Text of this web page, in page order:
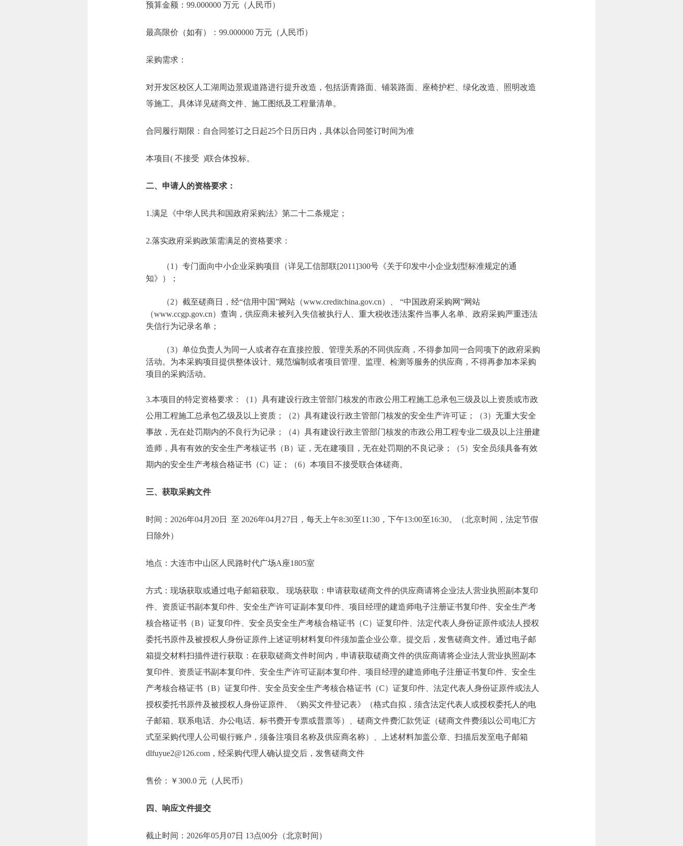
预算金额：99.000000 万元（人民币）
最高限价（如有）：99.000000 万元（人民币）
采购需求：
对开发区校区人工湖周边景观道路进行提升改造，包括沥青路面、铺装路面、座椅护栏、绿化改造、照明改造
等施工。具体详见磋商文件、施工图纸及工程量清单。
合同履行期限：自合同签订之日起25个日历日内，具体以合同签订时间为准
本项目( 不接受 )联合体投标。
二、申请人的资格要求：
1.满足《中华人民共和国政府采购法》第二十二条规定；
2.落实政府采购政策需满足的资格要求：
（1）专门面向中小企业采购项目（详见工信部联[2011]300号《关于印发中小企业划型标准规定的通
知》）；
（2）截至磋商日，经“信用中国”网站（www.creditchina.gov.cn）、 “中国政府采购网”网站
（www.ccgp.gov.cn）查询，供应商未被列入失信被执行人、重大税收违法案件当事人名单、政府采购严重违法
失信行为记录名单；
（3）单位负责人为同一人或者存在直接控股、管理关系的不同供应商，不得参加同一合同项下的政府采购
活动。为本采购项目提供整体设计、规范编制或者项目管理、监理、检测等服务的供应商，不得再参加本采购
项目的采购活动。
3.本项目的特定资格要求：（1）具有建设行政主管部门核发的市政公用工程施工总承包三级及以上资质或市政
公用工程施工总承包乙级及以上资质；（2）具有建设行政主管部门核发的安全生产许可证；（3）无重大安全
事故，无在处罚期内的不良行为记录；（4）具有建设行政主管部门核发的市政公用工程专业二级及以上注册建
造师，具有有效的安全生产考核证书（B）证，无在建项目，无在处罚期的不良记录；（5）安全员须具备有效
期内的安全生产考核合格证书（C）证；（6）本项目不接受联合体磋商。
三、获取采购文件
时间：2026年04月20日 至 2026年04月27日，每天上午8:30至11:30，下午13:00至16:30。（北京时间，法定节假
日除外）
地点：大连市中山区人民路时代广场A座1805室
方式：现场获取或通过电子邮箱获取。 现场获取：申请获取磋商文件的供应商请将企业法人营业执照副本复印
件、资质证书副本复印件、安全生产许可证副本复印件、项目经理的建造师电子注册证书复印件、安全生产考
核合格证书（B）证复印件、安全员安全生产考核合格证书（C）证复印件、法定代表人身份证原件或法人授权
委托书原件及被授权人身份证原件上述证明材料复印件须加盖企业公章。提交后，发售磋商文件。通过电子邮
箱提交材料扫描件进行获取：在获取磋商文件时间内，申请获取磋商文件的供应商请将企业法人营业执照副本
复印件、资质证书副本复印件、安全生产许可证副本复印件、项目经理的建造师电子注册证书复印件、安全生
产考核合格证书（B）证复印件、安全员安全生产考核合格证书（C）证复印件、法定代表人身份证原件或法人
授权委托书原件及被授权人身份证原件、《购买文件登记表》（格式自拟，须含法定代表人或授权委托人的电
子邮箱、联系电话、办公电话、标书费开专票或普票等）、磋商文件费汇款凭证（磋商文件费须以公司电汇方
式至采购代理人公司银行账户，须备注项目名称及供应商名称）、上述材料加盖公章、扫描后发至电子邮箱
dlfuyue2@126.com，经采购代理人确认提交后，发售磋商文件
售价：￥300.0 元（人民币）
四、响应文件提交
截止时间：2026年05月07日 13点00分（北京时间）